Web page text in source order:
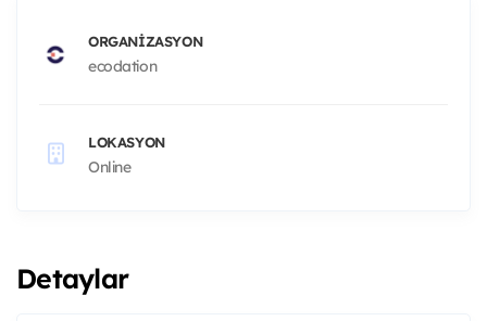
ORGANIZASYON
ecodation
LOKASYON
Online
Detaylar